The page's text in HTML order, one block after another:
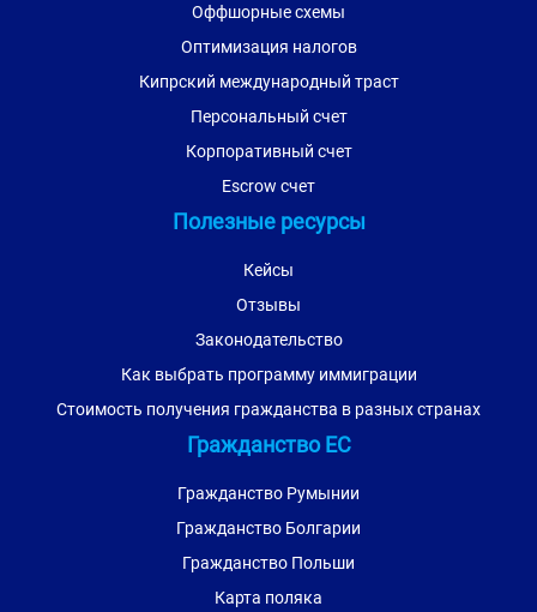
Оффшорные схемы
Оптимизация налогов
Кипрский международный траст
Персональный счет
Корпоративный счет
Escrow счет
Полезные ресурсы
Кейсы
Отзывы
Законодательство
Как выбрать программу иммиграции
Стоимость получения гражданства в разных странах
Гражданство ЕС
Гражданство Румынии
Гражданство Болгарии
Гражданство Польши
Карта поляка